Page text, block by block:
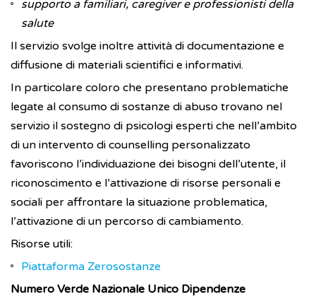
supporto a familiari, caregiver e professionisti della
salute
Il servizio svolge inoltre attività di documentazione e
diffusione di materiali scientifici e informativi.
In particolare coloro che presentano problematiche
legate al consumo di sostanze di abuso trovano nel
servizio il sostegno di psicologi esperti che nell’ambito
di un intervento di counselling personalizzato
favoriscono l’individuazione dei bisogni dell’utente, il
riconoscimento e l’attivazione di risorse personali e
sociali per affrontare la situazione problematica,
l’attivazione di un percorso di cambiamento.
Risorse utili:
Piattaforma Zerosostanze
Numero Verde Nazionale Unico Dipendenze